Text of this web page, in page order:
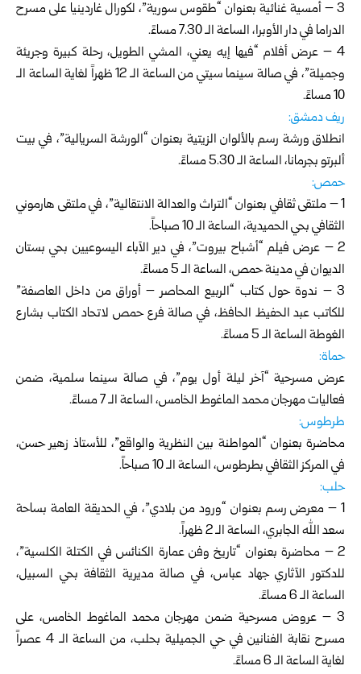
3 – أمسية غنائية بعنوان “طقوس سورية”، لكورال غاردينيا على مسرح
الدراما في دار الأوبرا، الساعة الـ 7.30 مساءً.
4 – عرض أفلام “فيها إيه يعني، المشي الطويل، رحلة كبيرة وجريئة
وجميلة”، في صالة سينما سيتي من الساعة الـ 12 ظهراً لغاية الساعة الـ
10 مساءً.
ريف دمشق:
انطلاق ورشة رسم بالألوان الزيتية بعنوان “الورشة السريالية”، في بيت
ألبرتو بجرمانا، الساعة الـ 5.30 مساءً.
حمص:
1 – ملتقى ثقافي بعنوان “التراث والعدالة الانتقالية”، في ملتقى هارموني
الثقافي بحي الحميدية، الساعة الـ 10 صباحاً.
2 – عرض فيلم “أشباح بيروت”، في دير الآباء اليسوعيين بحي بستان
الديوان في مدينة حمص، الساعة الـ 5 مساءً.
3 – ندوة حول كتاب “الربيع المحاصر – أوراق من داخل العاصفة”
للكاتب عبد الحفيظ الحافظ، في صالة فرع حمص لاتحاد الكتاب بشارع
الغوطة الساعة الـ 5 مساءً.
حماة:
عرض مسرحية “آخر ليلة أول يوم”، في صالة سينما سلمية، ضمن
فعاليات مهرجان محمد الماغوط الخامس، الساعة الـ 7 مساءً.
طرطوس:
محاضرة بعنوان “المواطنة بين النظرية والواقع”، للأستاذ زهير حسن،
في المركز الثقافي بطرطوس، الساعة الـ 10 صباحاً.
حلب:
1 – معرض رسم بعنوان “ورود من بلادي”، في الحديقة العامة بساحة
سعد الله الجابري، الساعة الـ 2 ظهراً.
2 – محاضرة بعنوان “تاريخ وفن عمارة الكنائس في الكتلة الكلسية”،
للدكتور الآثاري جهاد عباس، في صالة مديرية الثقافة بحي السبيل،
الساعة الـ 6 مساءً.
3 – عروض مسرحية ضمن مهرجان محمد الماغوط الخامس، على
مسرح نقابة الفنانين في حي الجميلية بحلب، من الساعة الـ 4 عصراً
لغاية الساعة الـ 6 مساءً.